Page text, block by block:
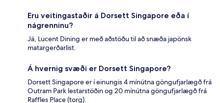
Eru veitingastaðir á Dorsett Singapore eða í
nágrenninu?
Já, Lucent Dining er með aðstöðu til að snæða japönsk
matargerðarlist.
Á hvernig svæði er Dorsett Singapore?
Dorsett Singapore er í einungis 4 mínútna göngufjarlægð frá
Outram Park lestarstöðin og 20 mínútna göngufjarlægð frá
Raffles Place (torg).